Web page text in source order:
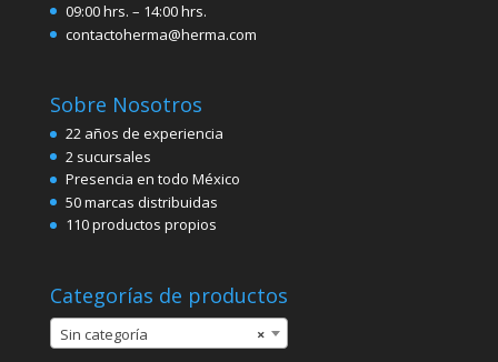
09:00 hrs. – 14:00 hrs.
contactoherma@herma.com
Sobre Nosotros
22 años de experiencia
2 sucursales
Presencia en todo México
50 marcas distribuidas
110 productos propios
Categorías de productos
×
Sin categoría